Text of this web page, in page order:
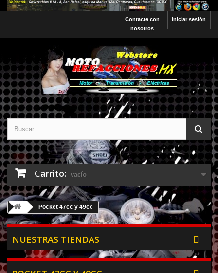
Iniciar sesión
Contacte con
nosotros
Carrito: vacío
Pocket 47cc y 49cc
NUESTRAS TIENDAS